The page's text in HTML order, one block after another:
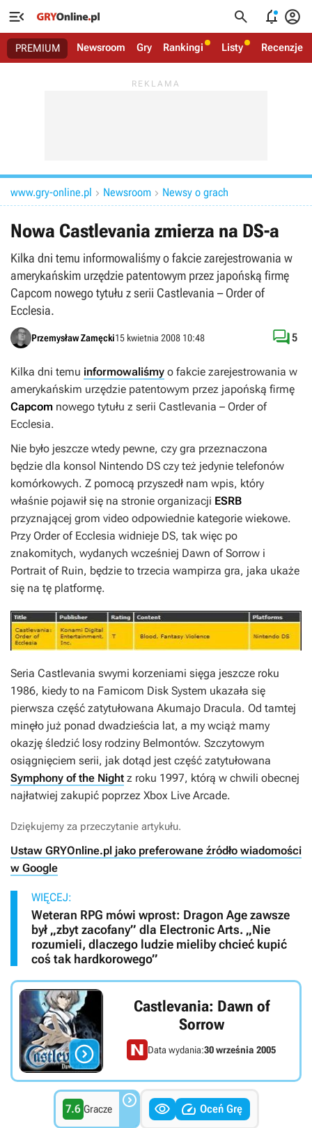
   
PREMIUM Newsroom Gry Rankingi Listy Recenzje
www.gry-online.pl  Newsroom  Newsy o grach
Nowa Castlevania zmierza na DS-a
Kilka dni temu informowaliśmy o fakcie zarejestrowania w
amerykańskim urzędzie patentowym przez japońską firmę
Capcom nowego tytułu z serii Castlevania – Order of
Ecclesia.
Przemysław Zamęcki15 kwietnia 2008 10:48 5
Kilka dni temu informowaliśmy o fakcie zarejestrowania w
amerykańskim urzędzie patentowym przez japońską firmę
Capcom nowego tytułu z serii Castlevania – Order of
Ecclesia.
Nie było jeszcze wtedy pewne, czy gra przeznaczona
będzie dla konsol Nintendo DS czy też jedynie telefonów
komórkowych. Z pomocą przyszedł nam wpis, który
właśnie pojawił się na stronie organizacji ESRB
przyznającej grom video odpowiednie kategorie wiekowe.
Przy Order of Ecclesia widnieje DS, tak więc po
znakomitych, wydanych wcześniej Dawn of Sorrow i
Portrait of Ruin, będzie to trzecia wampirza gra, jaka ukaże
się na tę platformę.
Seria Castlevania swymi korzeniami sięga jeszcze roku
1986, kiedy to na Famicom Disk System ukazała się
pierwsza część zatytułowana Akumajo Dracula. Od tamtej
minęło już ponad dwadzieścia lat, a my wciąż mamy
okazję śledzić losy rodziny Belmontów. Szczytowym
osiągnięciem serii, jak dotąd jest część zatytułowana
Symphony of the Night z roku 1997, którą w chwili obecnej
najłatwiej zakupić poprzez Xbox Live Arcade.
Dziękujemy za przeczytanie artykułu.
Ustaw GRYOnline.pl jako preferowane źródło wiadomości
w Google
WIĘCEJ:
Weteran RPG mówi wprost: Dragon Age zawsze
był „zbyt zacofany” dla Electronic Arts. „Nie
rozumieli, dlaczego ludzie mieliby chcieć kupić
coś tak hardkorowego”

Castlevania: Dawn of
Sorrow
Data wydania:30 września 2005
7.6 Gracze    Oceń Grę